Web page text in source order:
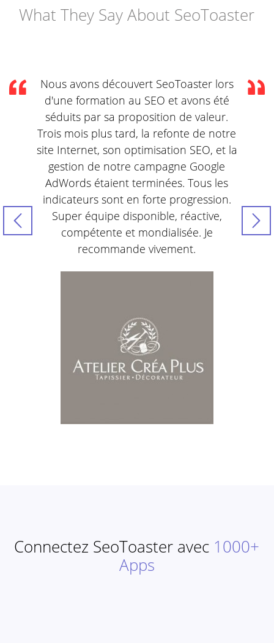
What They Say About SeoToaster
Nous avons découvert SeoToaster lors
d'une formation au SEO et avons été
séduits par sa proposition de valeur.
Trois mois plus tard, la refonte de notre
site Internet, son optimisation SEO, et la
gestion de notre campagne Google
AdWords étaient terminées. Tous les
indicateurs sont en forte progression.
Super équipe disponible, réactive,
compétente et mondialisée. Je
recommande vivement.
Connectez SeoToaster avec 1000+
Apps